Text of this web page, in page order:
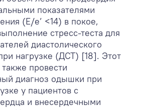
показателями
(Е/e’ <14) в покое,
стресс-теста для
диастолического
нагрузке (ДСТ) [18]. Этот
провести
диагноз одышки при
у пациентов с
и внесердечными